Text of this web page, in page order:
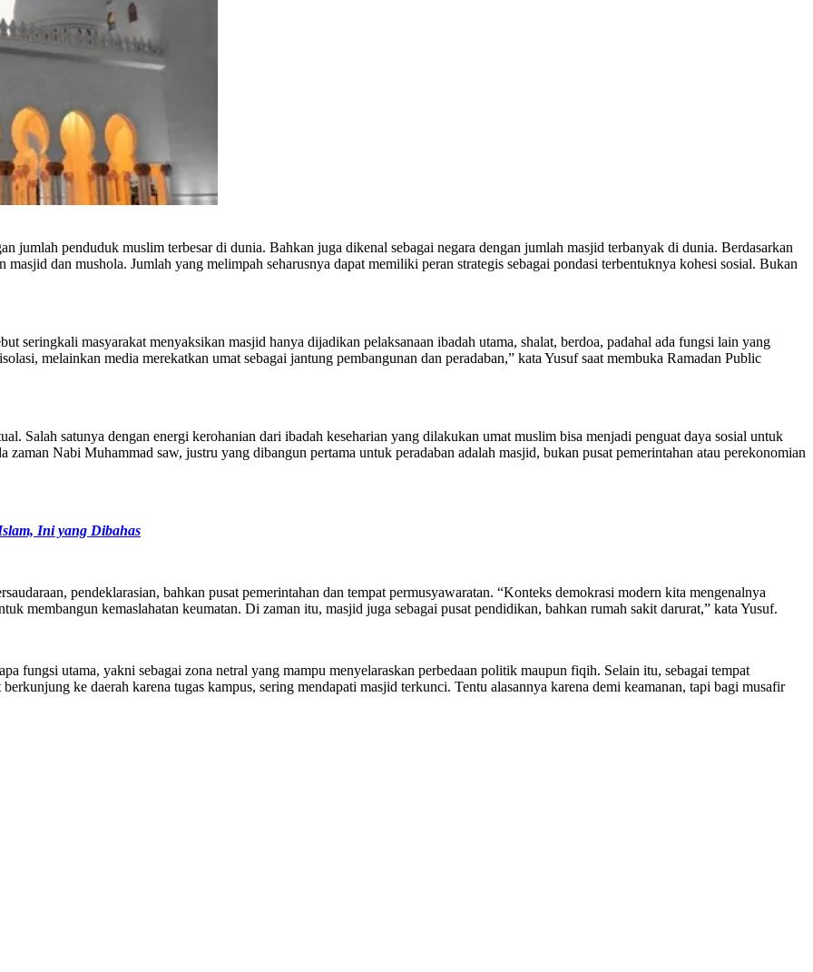
jumlah penduduk muslim terbesar di dunia. Bahkan juga dikenal sebagai negara dengan jumlah masjid terbanyak di dunia. Berdasarkan
dan mushola. Jumlah yang melimpah seharusnya dapat memiliki peran strategis sebagai pondasi terbentuknya kohesi sosial. Bukan
masyarakat menyaksikan masjid hanya dijadikan pelaksanaan ibadah utama, shalat, berdoa, padahal ada fungsi lain yang
melainkan media merekatkan umat sebagai jantung pembangunan dan peradaban,” kata Yusuf saat membuka Ramadan Public
Salah satunya dengan energi kerohanian dari ibadah keseharian yang dilakukan umat muslim bisa menjadi penguat daya sosial untuk
zaman Nabi Muhammad saw, justru yang dibangun pertama untuk peradaban adalah masjid, bukan pusat pemerintahan atau perekonomian
Ini yang Dibahas
pendeklarasian, bahkan pusat pemerintahan dan tempat permusyawaratan. “Konteks demokrasi modern kita mengenalnya
membangun kemaslahatan keumatan. Di zaman itu, masjid juga sebagai pusat pendidikan, bahkan rumah sakit darurat,” kata Yusuf.
fungsi utama, yakni sebagai zona netral yang mampu menyelaraskan perbedaan politik maupun fiqih. Selain itu, sebagai tempat
ke daerah karena tugas kampus, sering mendapati masjid terkunci. Tentu alasannya karena demi keamanan, tapi bagi musafir